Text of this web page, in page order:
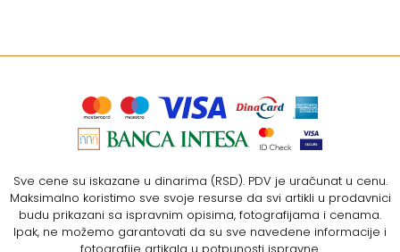
Sve cene su iskazane u dinarima (RSD). PDV je uračunat u cenu.
Maksimalno koristimo sve svoje resurse da svi artikli u prodavnici
budu prikazani sa ispravnim opisima, fotografijama i cenama.
Ipak, ne možemo garantovati da su sve navedene informacije i